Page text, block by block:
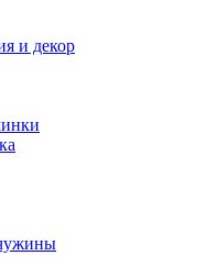
и декор